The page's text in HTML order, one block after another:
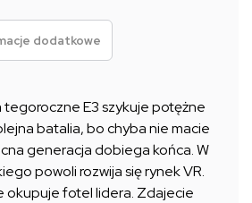
dodatkowe
tegoroczne E3 szykuje potężne
batalia, bo chyba nie macie
generacja dobiega końca. W
powoli rozwija się rynek VR.
okupuje fotel lidera. Zdajecie